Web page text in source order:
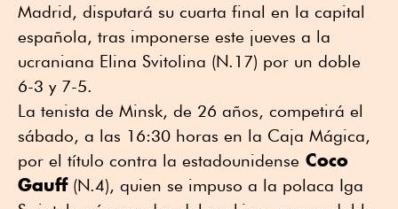
Madrid, disputará su cuarta final en la capital
española, tras imponerse este jueves a la
ucraniana Elina Svitolina (N.17) por un doble
6-3 y 7-5.
La tenista de Minsk, de 26 años, competirá el
sábado, a las 16:30 horas en la Caja Mágica,
por el título contra la estadounidense Coco
Gauff(N.4), quien se impuso a la polaca Iga